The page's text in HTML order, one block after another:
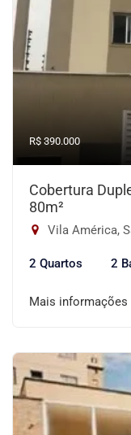
R$ 390.000
Cobertura
80m²
Vila América,
2 Quartos 2
Mais informações